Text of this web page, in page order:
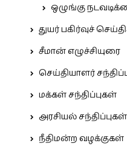
ஒழுங்கு
துயர் பகிர்வுச்
சீமான் எழுச்சியுரை
செய்தியாளர்
மக்கள் சந்திப்புகள்
அரசியல் சந்திப்புகள்
நீதிமன்ற வழக்குகள்